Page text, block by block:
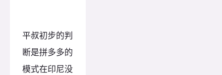
平叔初步的判
断是拼多多的
模式在印尼没